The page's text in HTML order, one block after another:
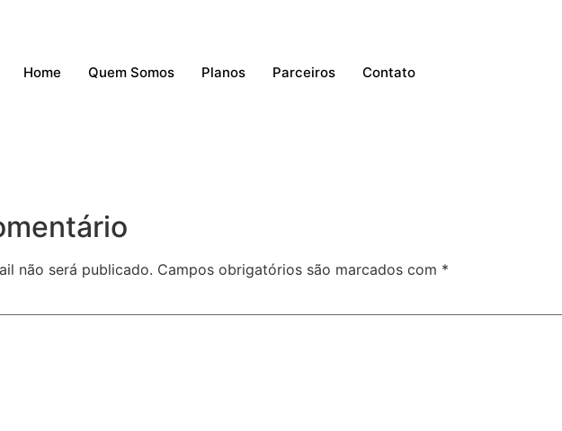
Home Quem Somos Planos Parceiros Contato
não será publicado. Campos obrigatórios são marcados com *